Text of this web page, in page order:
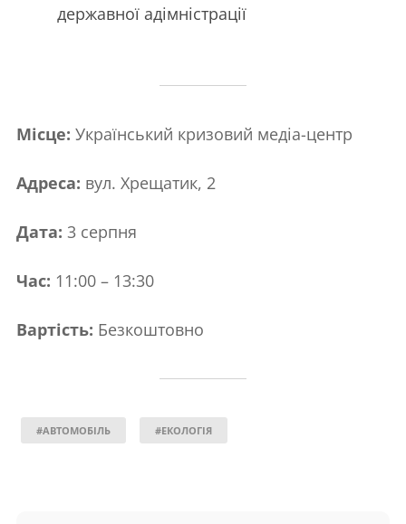
державної адімністрації
Місце: Український кризовий медіа-центр
Адреса: вул. Хрещатик, 2
Дата: 3 серпня
Час: 11:00 – 13:30
Вартість: Безкоштовно
#АВТОМОБІЛЬ #ЕКОЛОГІЯ